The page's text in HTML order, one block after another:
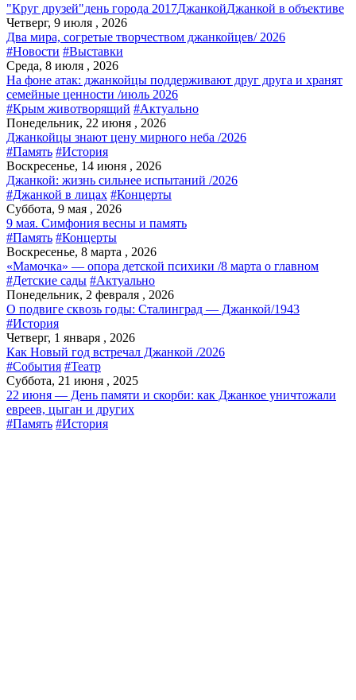
"Круг друзей"день города 2017ДжанкойДжанкой в объективе
Четверг, 9 июля , 2026
Два мира, согретые творчеством джанкойцев/ 2026
#Новости #Выставки
Среда, 8 июля , 2026
На фоне атак: джанкойцы поддерживают друг друга и хранят
семейные ценности /июль 2026
#Крым животворящий #Актуально
Понедельник, 22 июня , 2026
Джанкойцы знают цену мирного неба /2026
#Память #История
Воскресенье, 14 июня , 2026
Джанкой: жизнь сильнее испытаний /2026
#Джанкой в лицах #Концерты
Суббота, 9 мая , 2026
9 мая. Симфония весны и память
#Память #Концерты
Воскресенье, 8 марта , 2026
«Мамочка» — опора детской психики /8 марта о главном
#Детские сады #Актуально
Понедельник, 2 февраля , 2026
О подвиге сквозь годы: Сталинград — Джанкой/1943
#История
Четверг, 1 января , 2026
Как Новый год встречал Джанкой /2026
#События #Театр
Суббота, 21 июня , 2025
22 июня — День памяти и скорби: как Джанкое уничтожали
евреев, цыган и других
#Память #История